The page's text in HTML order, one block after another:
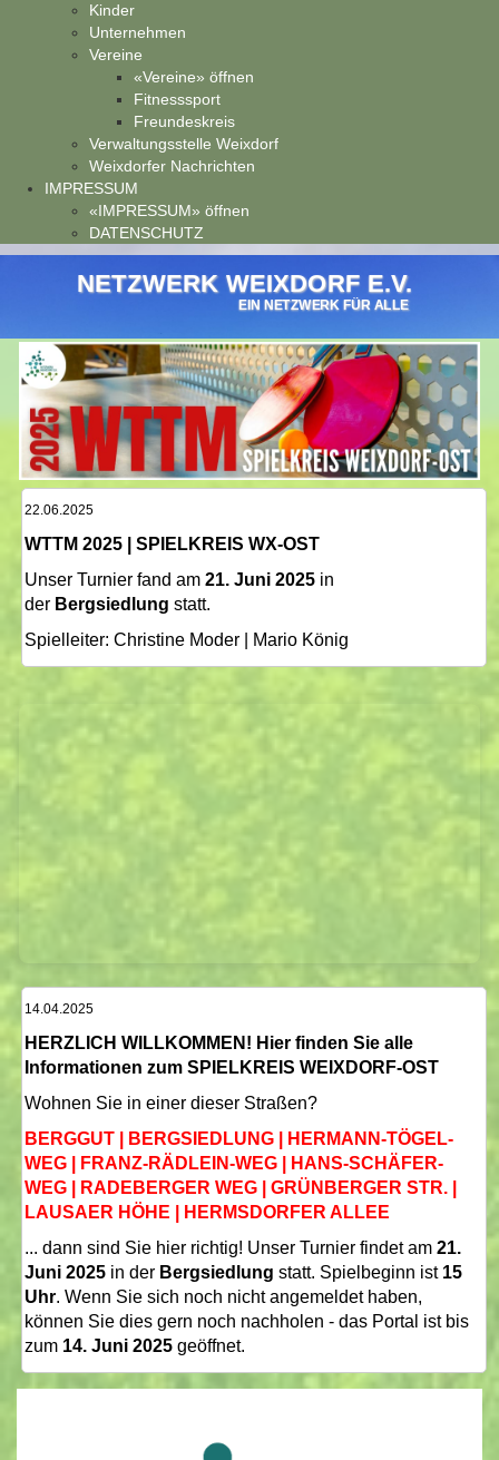
Kinder
Unternehmen
Vereine
«Vereine» öffnen
Fitnesssport
Freundeskreis
Verwaltungsstelle Weixdorf
Weixdorfer Nachrichten
IMPRESSUM
«IMPRESSUM» öffnen
DATENSCHUTZ
NETZWERK WEIXDORF E.V.
EIN NETZWERK FÜR ALLE
22.06.2025
WTTM 2025 | SPIELKREIS WX-OST
Unser Turnier fand am 21. Juni 2025 in
der Bergsiedlung statt.
Spielleiter: Christine Moder | Mario König
14.04.2025
HERZLICH WILLKOMMEN! Hier finden Sie alle
Informationen zum SPIELKREIS WEIXDORF-OST
Wohnen Sie in einer dieser Straßen?
BERGGUT | BERGSIEDLUNG | HERMANN-TÖGEL-
WEG | FRANZ-RÄDLEIN-WEG | HANS-SCHÄFER-
WEG | RADEBERGER WEG | GRÜNBERGER STR. |
LAUSAER HÖHE | HERMSDORFER ALLEE
... dann sind Sie hier richtig! Unser Turnier findet am 21.
Juni 2025 in der Bergsiedlung statt. Spielbeginn ist 15
Uhr. Wenn Sie sich noch nicht angemeldet haben,
können Sie dies gern noch nachholen - das Portal ist bis
zum 14. Juni 2025 geöffnet.